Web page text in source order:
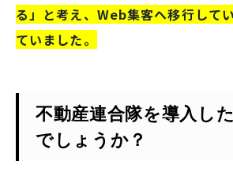
る」と考え、Web集客へ移行して
ていました。
不動産連合隊を導入し
でしょうか？